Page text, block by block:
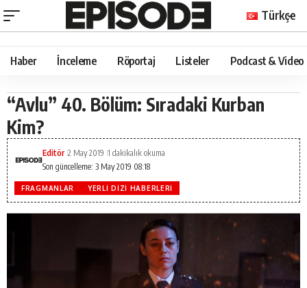
Türkçe
Haber İnceleme Röportaj Listeler Podcast & Video
“Avlu” 40. Bölüm: Sıradaki Kurban
Kim?
Son güncelleme: 3 May 2019 08:18
Editör 2 May 2019 1 dakikalık okuma
FRAGMANLAR YERLI DIZI HABERLERI